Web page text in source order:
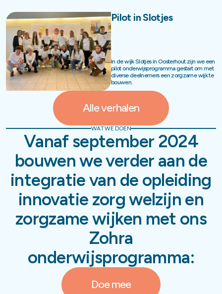
Pilot in Slotjes
In de wijk Slotjes in Oosterhout zijn we een
pilot onderwijsprogramma gestart om met
diverse deelnemers een zorgzame wijk te
bouwen.
Alle verhalen
WAT WE DOEN
Vanaf september 2024
bouwen we verder aan de
integratie van de opleiding
innovatie zorg welzijn en
zorgzame wijken met ons
Zohra
onderwijsprogramma:
Doe mee